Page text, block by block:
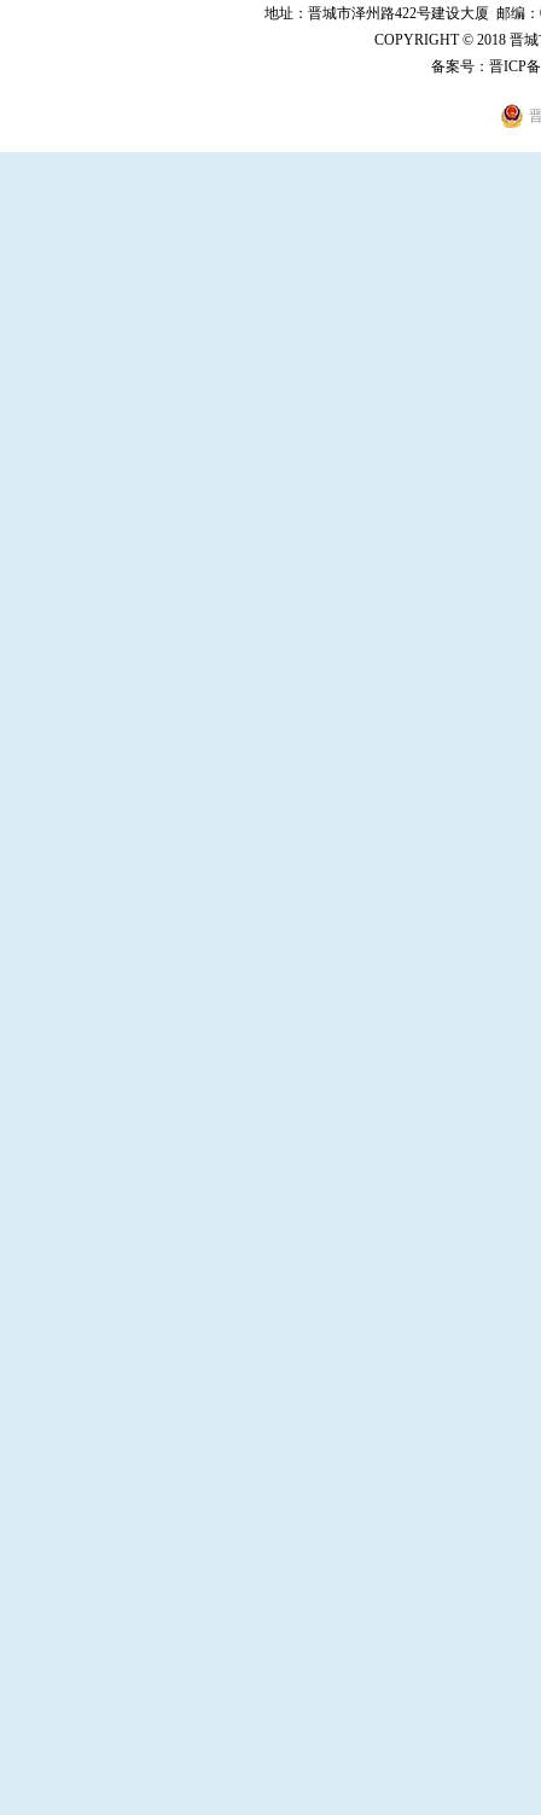
地址：晋城市泽州路422号建设大厦 邮编：
COPYRIGHT © 2018 晋
备案号： 晋ICP